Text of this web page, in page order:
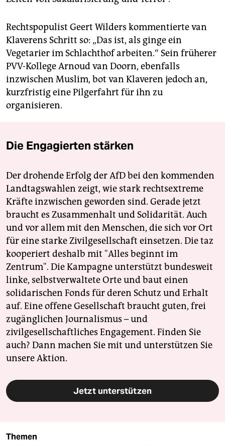
Rechtspopulist Geert Wilders kommentierte van
Klaverens Schritt so: „Das ist, als ginge ein
Vegetarier im Schlachthof arbeiten.“ Sein früherer
PVV-Kollege Arnoud van Doorn, ebenfalls
inzwischen Muslim, bot van Klaveren jedoch an,
kurzfristig eine Pilgerfahrt für ihn zu
organisieren.
Die Engagierten stärken
Der drohende Erfolg der AfD bei den kommenden
Landtagswahlen zeigt, wie stark rechtsextreme
Kräfte inzwischen geworden sind. Gerade jetzt
braucht es Zusammenhalt und Solidarität. Auch
und vor allem mit den Menschen, die sich vor Ort
für eine starke Zivilgesellschaft einsetzen. Die taz
kooperiert deshalb mit "Alles beginnt im
Zentrum". Die Kampagne unterstützt bundesweit
linke, selbstverwaltete Orte und baut einen
solidarischen Fonds für deren Schutz und Erhalt
auf. Eine offene Gesellschaft braucht guten, frei
zugänglichen Journalismus – und
zivilgesellschaftliches Engagement. Finden Sie
auch? Dann machen Sie mit und unterstützen Sie
unsere Aktion.
Jetzt unterstützen
Themen